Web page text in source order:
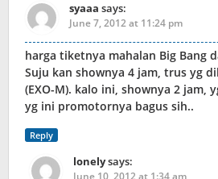
syaaa says:
June 7, 2012 at 11:24 pm
harga tiketnya mahalan Big Bang
Suju kan shownya 4 jam, trus yg
(EXO-M). kalo ini, shownya 2 jam,
yg ini promotornya bagus sih..
Reply
lonelysays: